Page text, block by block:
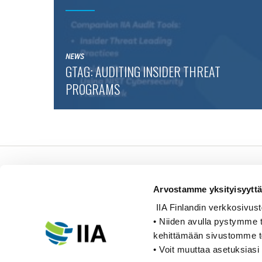
Arvostamme
IIA Finlandin
• Niiden avulla
kehittämään sivustomme
• Voit muuttaa
NEWS
GTAG: AUDITING INSIDER THREAT
PROGRAMS
Oy Inreviso Ab
Energiakuja 3
FI 00180 Helsinki
Tel. +358 (0)50 505 6669